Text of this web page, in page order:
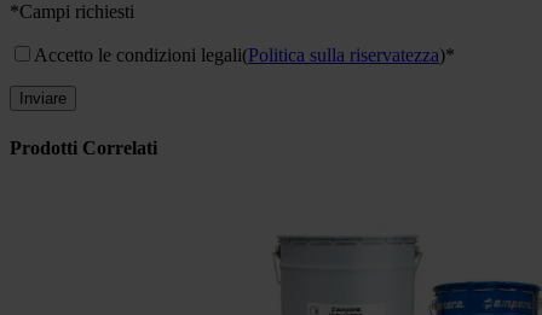
*Campi richiesti
Accetto le condizioni legali(Politica sulla riservatezza)*
Prodotti Correlati